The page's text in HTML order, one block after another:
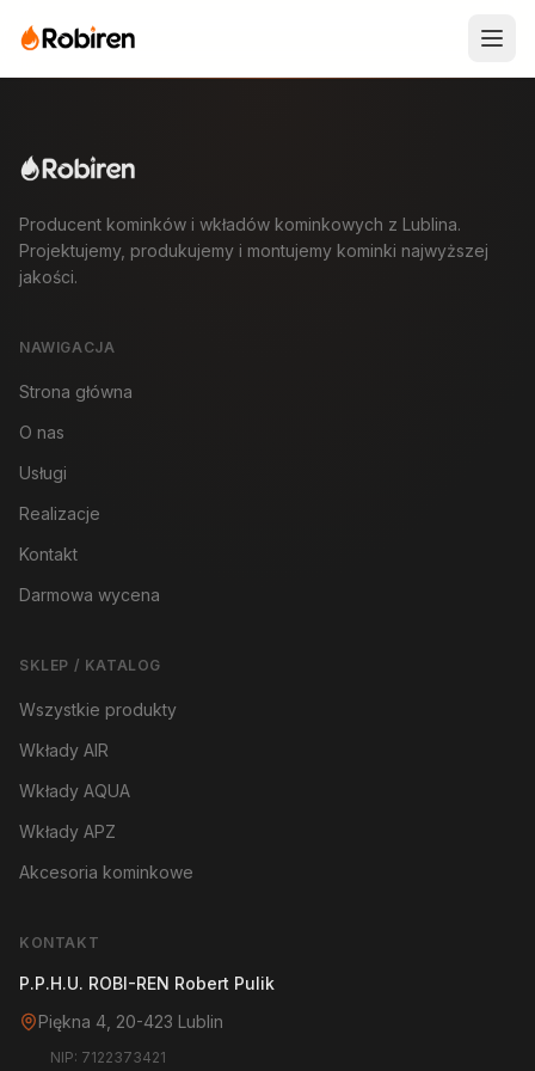
Producent kominków i wkładów kominkowych z Lublina.
Projektujemy, produkujemy i montujemy kominki najwyższej
jakości.
NAWIGACJA
Strona główna
O nas
Usługi
Realizacje
Kontakt
Darmowa wycena
SKLEP / KATALOG
Wszystkie produkty
Wkłady AIR
Wkłady AQUA
Wkłady APZ
Akcesoria kominkowe
KONTAKT
P.P.H.U. ROBI-REN Robert Pulik
Piękna 4, 20-423 Lublin
NIP: 7122373421